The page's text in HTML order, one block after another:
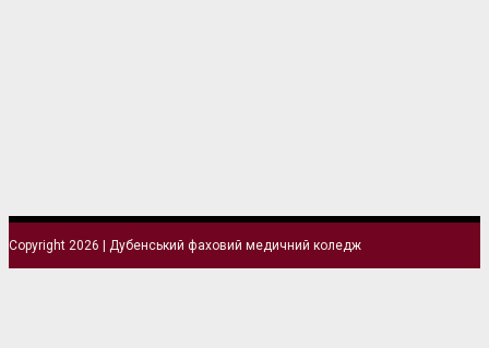
Copyright 2026 | Дубенський фаховий медичний коледж